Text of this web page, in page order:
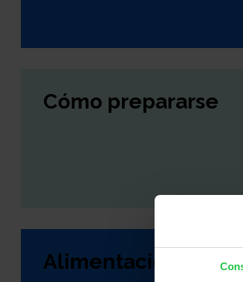
Cómo prepararse
Alimentación